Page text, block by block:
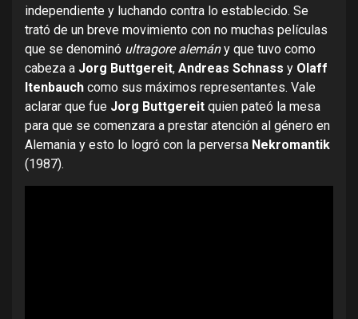
independiente y luchando contra lo establecido. Se
trató de un breve movimiento con no muchas películas
que se denominó ultragore alemány que tuvo como
cabeza a Jorg Buttgereit, Andreas Schnass y Olaff
Itenbauch como sus máximos representantes. Vale
aclarar que fue Jorg Buttgereit quien pateó la mesa
para que se comenzara a prestar atención al género en
Alemania y esto lo logró con la perversa Nekromantik
(1987).